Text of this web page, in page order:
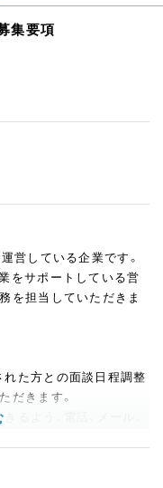
集要項
営している企業です。
をサポートしている営
を担当していただきま
た方との面談日程調整
だきます。
るよう、電話、メール、